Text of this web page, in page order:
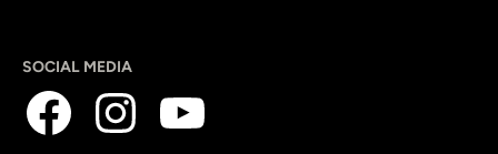
SOCIAL MEDIA